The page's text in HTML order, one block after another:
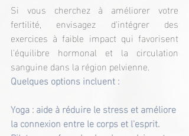
Si vous cherchez à améliorer votre
fertilité, envisagez d'intégrer des
exercices à faible impact qui favorisent
l'équilibre hormonal et la circulation
sanguine dans la région pelvienne.
Quelques options incluent :
Yoga : aide à réduire le stress et améliore
la connexion entre le corps et l'esprit.